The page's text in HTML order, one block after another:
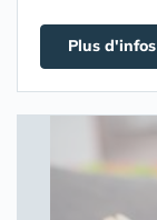
Plus d'infos